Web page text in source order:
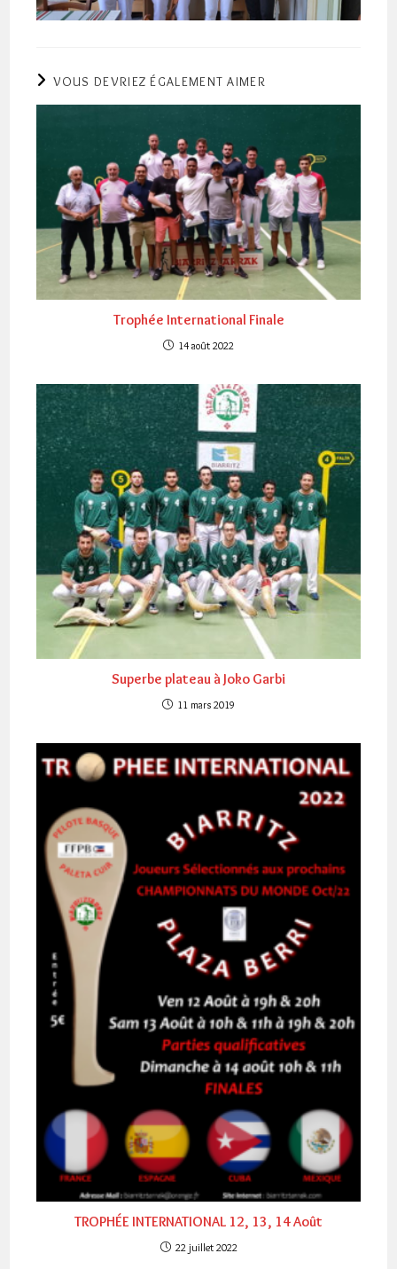
VOUS DEVRIEZ ÉGALEMENT AIMER
Trophée International Finale
14 août 2022
Superbe plateau à Joko Garbi
11 mars 2019
TROPHÉE INTERNATIONAL 12, 13, 14 Août
22 juillet 2022